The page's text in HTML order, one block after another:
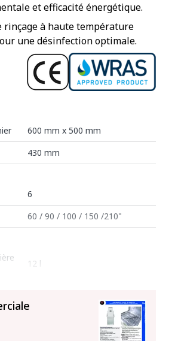
et efficacité énergétique.
rinçage à haute température
une désinfection optimale.
600 mm x 500 mm
430 mm
6
60 / 90 / 100 / 150 /210"
12 l
et économies d’énergie